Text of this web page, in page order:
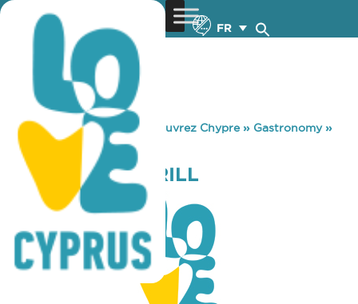
FR
You are here: Home »Découvrez Chypre» Gastronomy»
ALL AROUND GRILL
ALL AROUND GRILL